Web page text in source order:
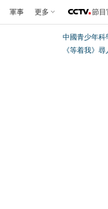
軍事 更多 節目
中國青少年科
《等着我》